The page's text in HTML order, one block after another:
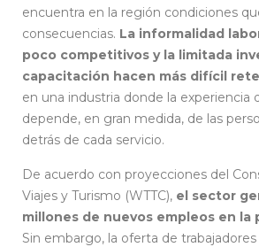
encuentra en la región condiciones
consecuencias. La informalidad
poco competitivos y la limitada
capacitación hacen más difícil
en una industria donde la experiencia
depende, en gran medida, de las
detrás de cada servicio.
De acuerdo con proyecciones del
Viajes y Turismo (WTTC), el sector
millones de nuevos empleos en la
Sin embargo, la oferta de trabajadores